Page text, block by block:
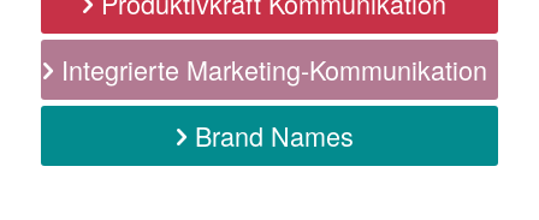
Integrierte Marketing-Kommunikation
Brand Names